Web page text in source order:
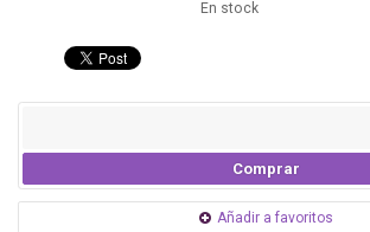
En stock
Comprar
Añadir a favoritos